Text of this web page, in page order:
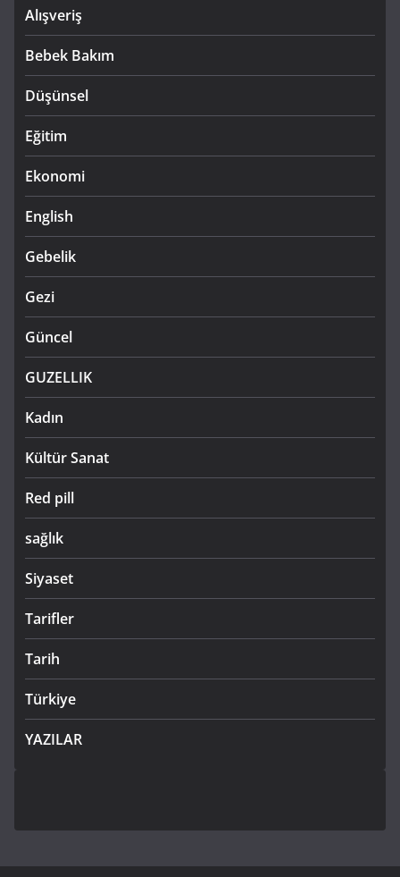
Alışveriş
Bebek Bakım
Düşünsel
Eğitim
Ekonomi
English
Gebelik
Gezi
Güncel
GUZELLIK
Kadın
Kültür Sanat
Red pill
sağlık
Siyaset
Tarifler
Tarih
Türkiye
YAZILAR